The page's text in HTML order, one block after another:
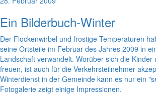
Ein Bilderbuch-Winter
Der Flockenwirbel und frostige Temperaturen
seine Ortsteile im Februar des Jahres 2009 in
Landschaft verwandelt. Worüber sich die Kinder
freuen, ist auch für die Verkehrsteilnehmer
Winterdienst in der Gemeinde kann es nur ein
Fotogalerie zeigt einige Impressionen.